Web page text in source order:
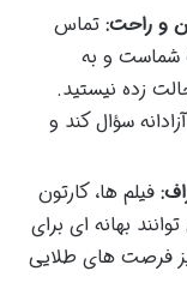
و راحت: تماس
و به
زده نیستید.
سؤال کند و
فیلم ها، کارتون
بهانه ای برای
فرصت های طلایی